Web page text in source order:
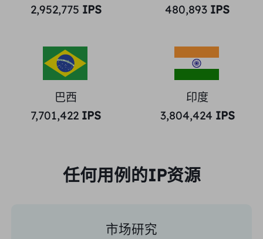
2,952,775 IPS
480,893 IPS
巴西
7,701,422 IPS
印度
3,804,424 IPS
任何用例的IP资源
市场研究